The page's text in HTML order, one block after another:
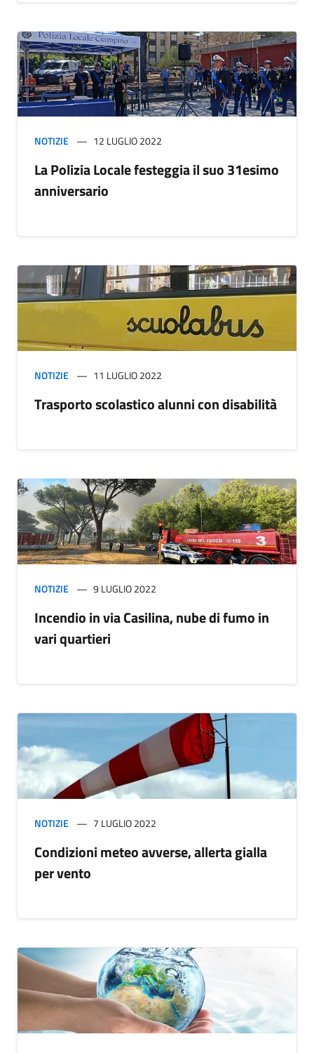
NOTIZIE 12 LUGLIO 2022
La Polizia Locale festeggia il suo 31esimo
anniversario
NOTIZIE 11 LUGLIO 2022
Trasporto scolastico alunni con disabilità
NOTIZIE 9 LUGLIO 2022
Incendio in via Casilina, nube di fumo in
vari quartieri
NOTIZIE 7 LUGLIO 2022
Condizioni meteo avverse, allerta gialla
per vento